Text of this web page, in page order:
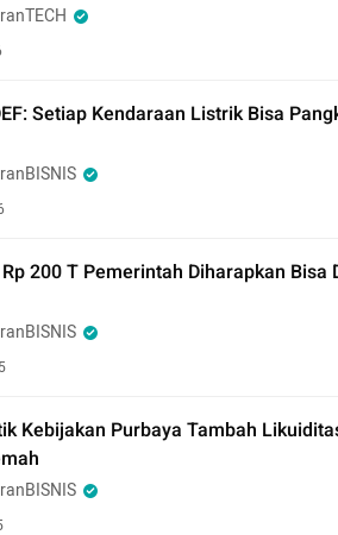
Setiap Kendaraan Listrik Bisa
200 T Pemerintah Diharapkan Bisa
Kebijakan Purbaya Tambah